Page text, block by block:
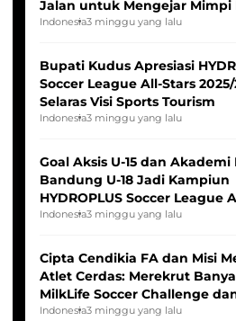
Jalan untuk Mengejar Mimpi
Indonesia Putri
Indonesia3 minggu yang lalu
Bupati Kudus Apresiasi
Soccer League All-Stars
Selaras Visi Sports Tourism
Indonesia3 minggu yang lalu
Goal Aksis U-15 dan Akademi
Bandung U-18 Jadi Kampiun
HYDROPLUS Soccer League
2025/2026
Indonesia3 minggu yang lalu
Cipta Cendikia FA dan Misi
Atlet Cerdas: Merekrut
MilkLife Soccer Challenge
HYDROPLUS Soccer League
Indonesia3 minggu yang lalu